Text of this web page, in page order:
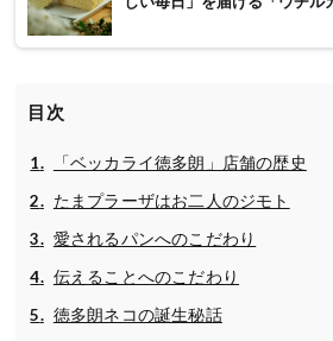
目次
「ベッカライ徳多朗」店舗の歴史
たまプラーザはお二人のジモト
愛されるパンへのこだわり
伝えることへのこだわり
徳多朗ネコの誕生秘話